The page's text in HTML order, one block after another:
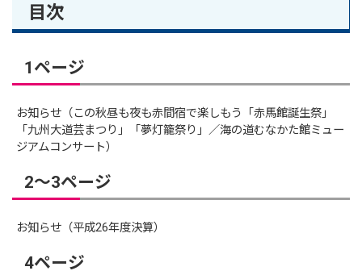
目次
1ページ
お知らせ（この秋昼も夜も赤間宿で楽しもう「赤馬館誕生祭」
「九州大道芸まつり」「夢灯籠祭り」／海の道むなかた館ミュー
ジアムコンサート）
2～3ページ
お知らせ（平成26年度決算）
4ページ